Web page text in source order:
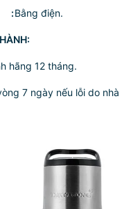
:Bằng điện.
hãng 12 tháng.
7 ngày nếu lỗi do nhà